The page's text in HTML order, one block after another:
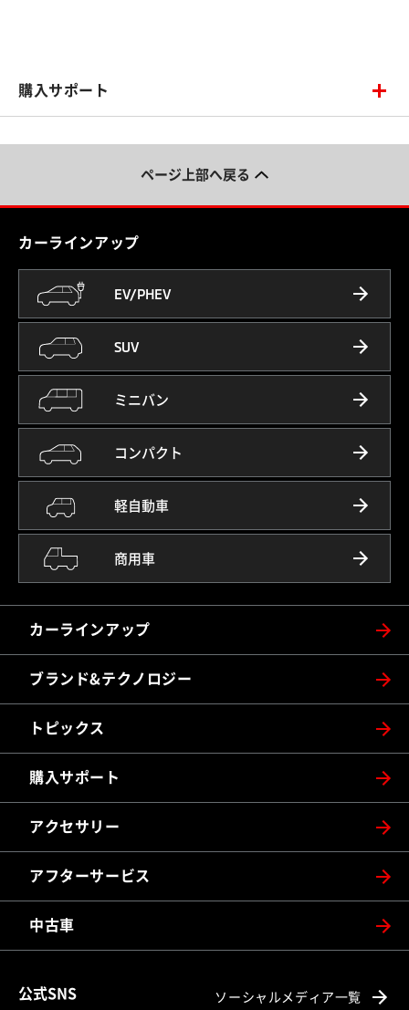
購入サポート
ページ上部へ戻る
カーラインアップ
カーラインアップ
EV/PHEV
SUV
ミニバン
コンパクト
軽自動車
商用車
ブランド&テクノロジー
トピックス
購入サポート
アクセサリー
アフターサービス
中古車
公式SNS ソーシャルメディア一覧